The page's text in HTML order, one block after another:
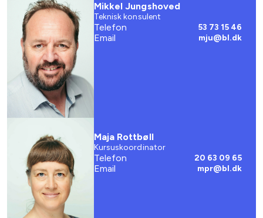
Mikkel Jungshoved
Teknisk konsulent
Telefon 53 73 15 46
Email mju@bl.dk
Maja Rottbøll
Kursuskoordinator
Telefon 20 63 09 65
Email mpr@bl.dk